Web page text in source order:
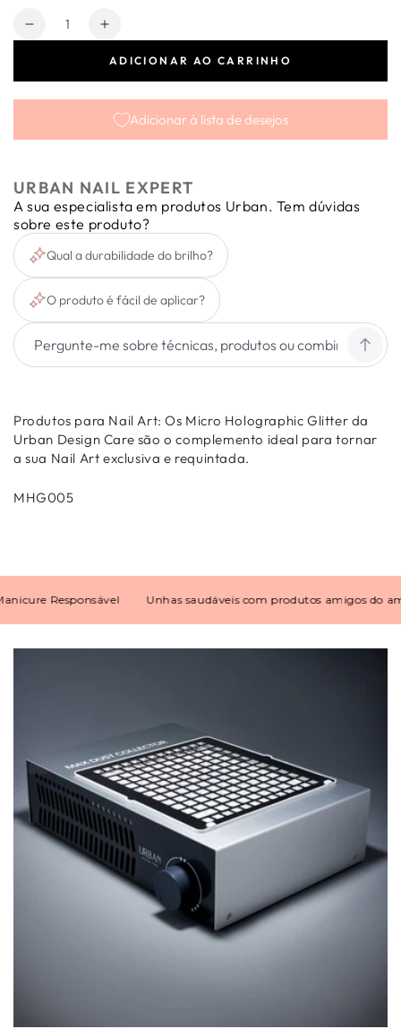
Quantidade
Diminuir
Holographic
Glitter
Aumentar
quantidade
Holographic
Glitter
ADICIONAR AO CARRINHO
Adicionar à lista de desejos
URBAN NAIL EXPERT
A sua especialista em produtos Urban. Tem dúvidas
sobre este produto?
Qual a durabilidade do brilho?
O produto é fácil de aplicar?
Produtos para Nail Art:Os Micro Holographic Glitter da
Urban Design Care são o complemento ideal para tornar
a sua Nail Artexclusiva e requintada.
MHG005
Responsável Unhas saudáveis com produtos amigos do